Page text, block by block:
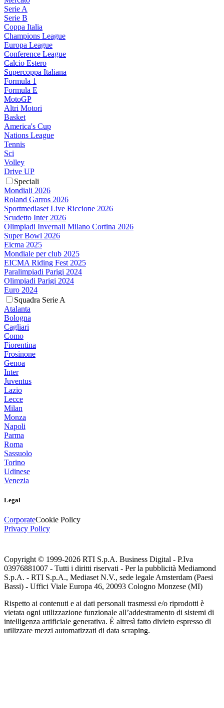
Serie A
Serie B
Coppa Italia
Champions League
Europa League
Conference League
Calcio Estero
Supercoppa Italiana
Formula 1
Formula E
MotoGP
Altri Motori
Basket
America's Cup
Nations League
Tennis
Sci
Volley
Drive UP
Speciali
Mondiali 2026
Roland Garros 2026
Sportmediaset Live Riccione 2026
Scudetto Inter 2026
Olimpiadi Invernali Milano Cortina 2026
Super Bowl 2026
Eicma 2025
Mondiale per club 2025
EICMA Riding Fest 2025
Paralimpiadi Parigi 2024
Olimpiadi Parigi 2024
Euro 2024
Squadra Serie A
Atalanta
Bologna
Cagliari
Como
Fiorentina
Frosinone
Genoa
Inter
Juventus
Lazio
Lecce
Milan
Monza
Napoli
Parma
Roma
Sassuolo
Torino
Udinese
Venezia
Legal
CorporateCookie Policy
Privacy Policy
Copyright © 1999-2026 RTI S.p.A. Business Digital - P.Iva
03976881007 - Tutti i diritti riservati - Per la pubblicità Mediamond
S.p.A. - RTI S.p.A., Mediaset N.V., sede legale Amsterdam (Paesi
Bassi) - Uffici Viale Europa 46, 20093 Cologno Monzese (MI)
Rispetto ai contenuti e ai dati personali trasmessi e/o riprodotti è
vietata ogni utilizzazione funzionale all’addestramento di sistemi di
intelligenza artificiale generativa. È altresì fatto divieto espresso di
utilizzare mezzi automatizzati di data scraping.